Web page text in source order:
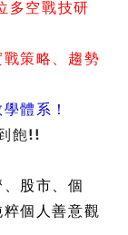
多空戰技研
策略、趨勢
體系！
飽!!
股市、個
個人善意觀